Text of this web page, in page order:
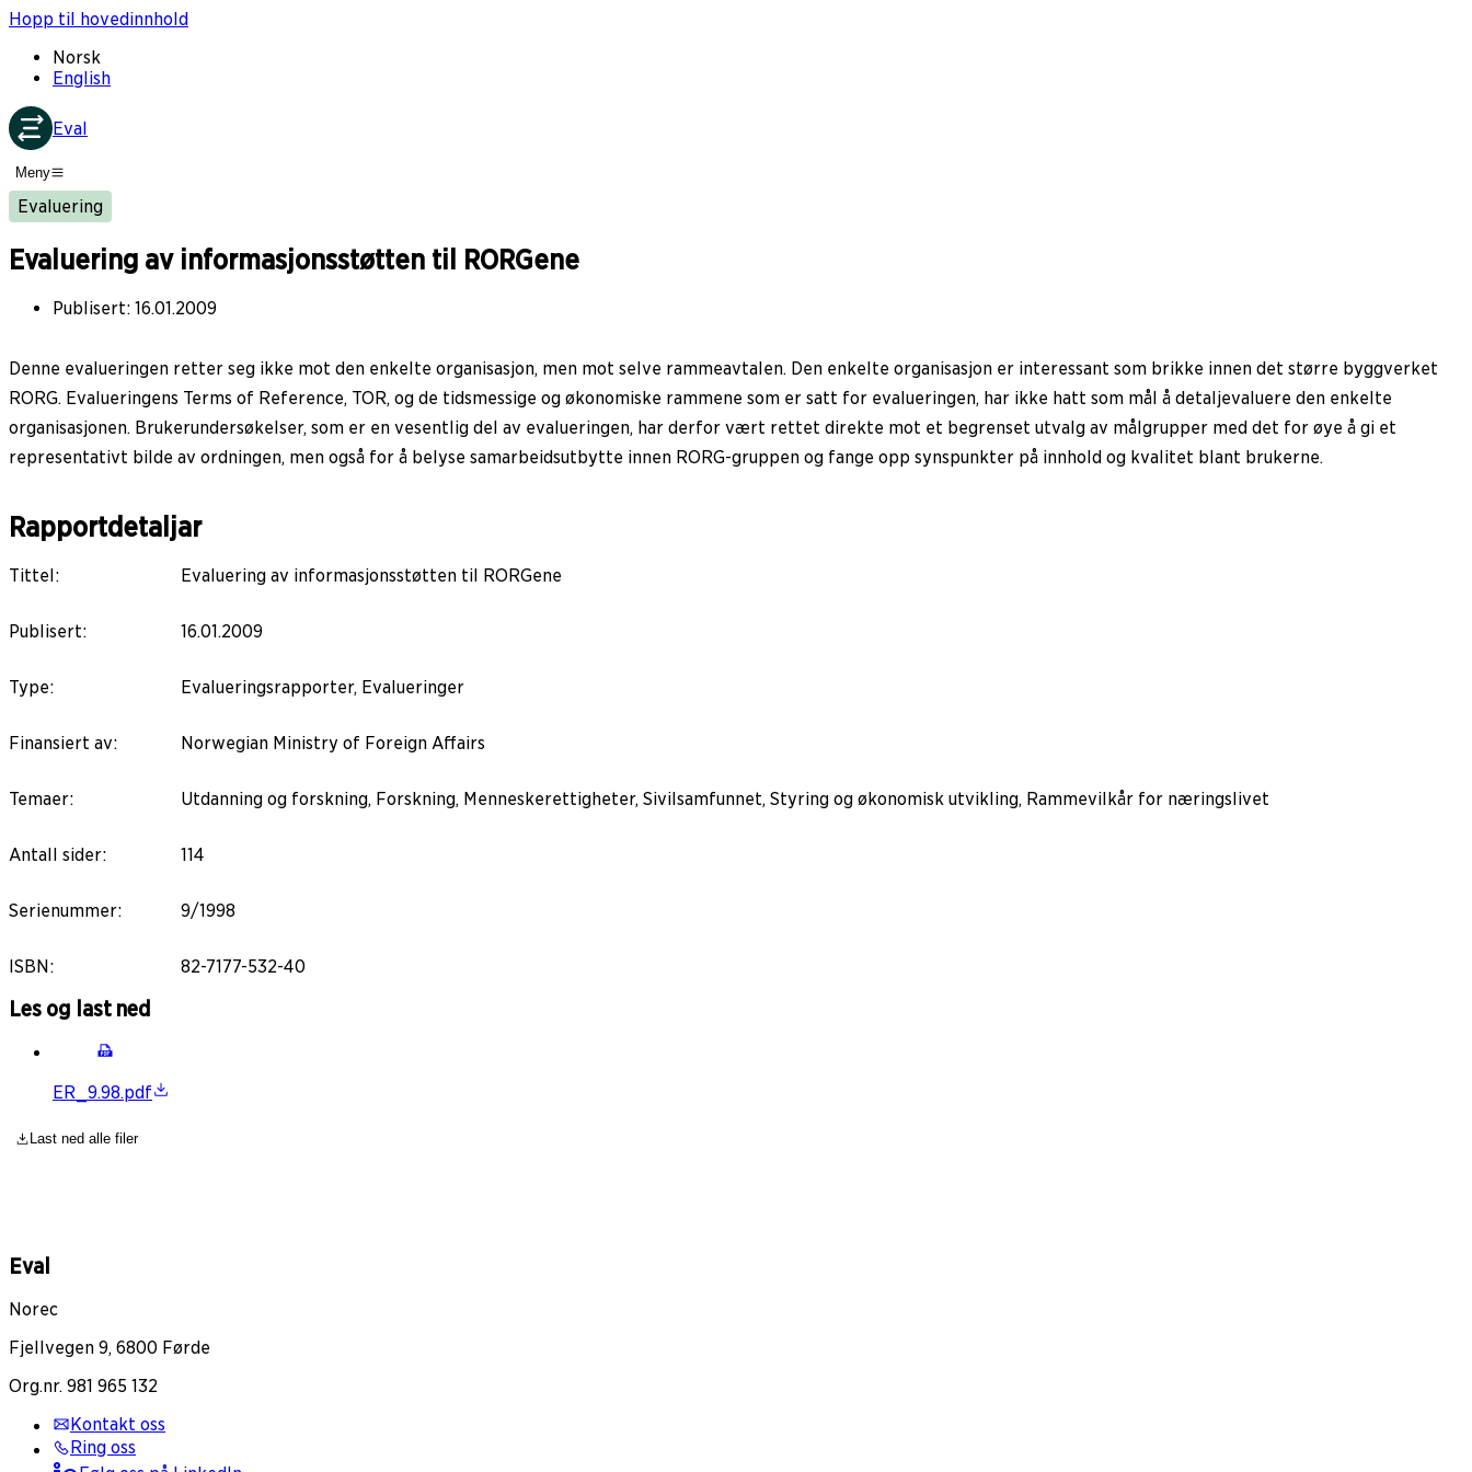
Hopp til hovedinnhold
Norsk
English
Eval
Meny
Evaluering
Evaluering av informasjonsstøtten til RORGene
Publisert: 16.01.2009
Denne evalueringen retter seg ikke mot den enkelte organisasjon, men mot selve rammeavtalen. Den enkelte organisasjon er interessant som brikke innen det større byggverket
RORG. Evalueringens Terms of Reference, TOR, og de tidsmessige og økonomiske rammene som er satt for evalueringen, har ikke hatt som mål å detaljevaluere den enkelte
organisasjonen. Brukerundersøkelser, som er en vesentlig del av evalueringen, har derfor vært rettet direkte mot et begrenset utvalg av målgrupper med det for øye å gi et
representativt bilde av ordningen, men også for å belyse samarbeidsutbytte innen RORG-gruppen og fange opp synspunkter på innhold og kvalitet blant brukerne.
Rapportdetaljar
Tittel: Evaluering av informasjonsstøtten til RORGene
Publisert: 16.01.2009
Type: Evalueringsrapporter, Evalueringer
Finansiert av: Norwegian Ministry of Foreign Affairs
Temaer: Utdanning og forskning, Forskning, Menneskerettigheter, Sivilsamfunnet, Styring og økonomisk utvikling, Rammevilkår for næringslivet
Antall sider: 114
Serienummer: 9/1998
ISBN: 82-7177-532-40
Les og last ned
ER_9.98.pdf
Last ned alle filer
Eval
Norec
Fjellvegen 9, 6800 Førde
Org.nr. 981 965 132
Kontakt oss
Ring oss